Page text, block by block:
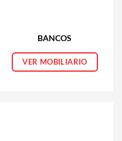
BANCOS
VER MOBILIARIO